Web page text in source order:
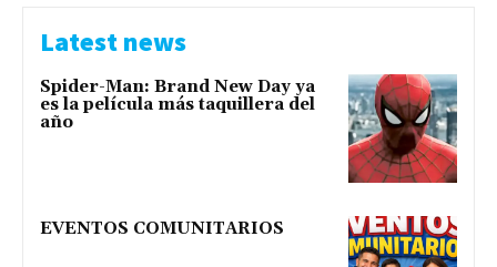
Latest news
Spider-Man: Brand New Day ya
es la película más taquillera del
año
EVENTOS COMUNITARIOS